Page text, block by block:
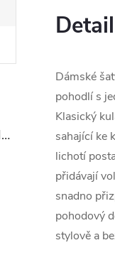
Dámské rifle LEE L301FRFH MARION STRAIGHT RINSE
Dámské
pohodlí s
Klasický
sahající ke
lichotí
přidávají
snadno
pohodový
stylově a